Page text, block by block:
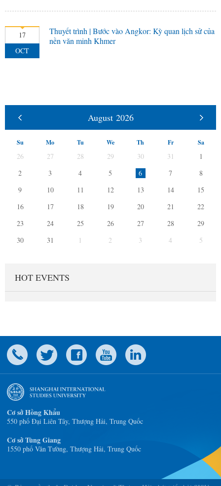
17
OCT
Thuyết trình | Bước vào Angkor: Kỳ quan lịch sử của
nền văn minh Khmer
August 2026
Su Mo Tu We Th Fr Sa
26 27 28 29 30 31
1
2
3 4 5 6 7
8
9
10 11 12 13 14
15
16
17 18 19 20 21
22
23
24 25 26 27 28
29
30
31 1 2 3 4 5
HOT EVENTS
Cơ sở Hồng Khẩu
550 phố Đại Liên Tây, Thượng Hải, Trung Quốc
Cơ sở Tùng Giang
1550 phố Văn Tường, Thượng Hải, Trung Quốc